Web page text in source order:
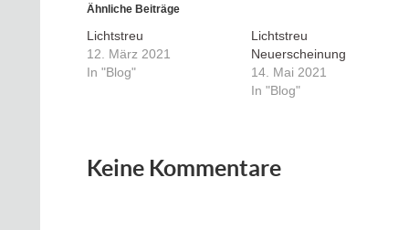
Ähnliche Beiträge
Lichtstreu
12. März 2021
In "Blog"
Lichtstreu
Neuerscheinung
14. Mai 2021
In "Blog"
Keine Kommentare